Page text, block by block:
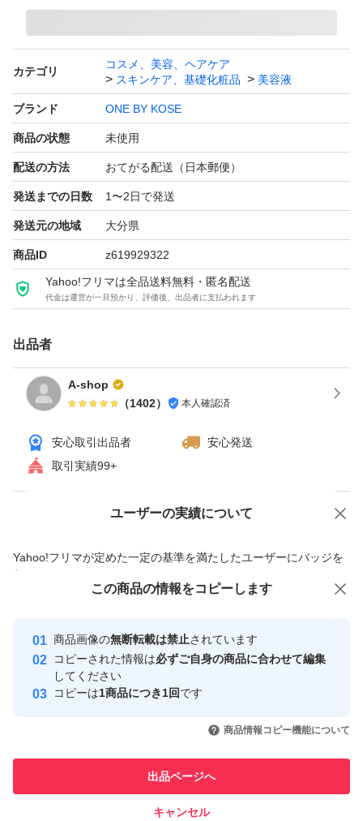
カテゴリ
コスメ、美容、ヘアケア
スキンケア、基礎化粧品
美容液
ブランド ONE BY KOSE
商品の状態 未使用
配送の方法 おてがる配送（日本郵便）
発送までの日数 1〜2日で発送
発送元の地域 大分県
商品ID z619929322
Yahoo!フリマは全品送料無料・匿名配送
代金は運営が一旦預かり、評価後、出品者に支払われます
出品者
A-shop
（1402） 本人確認済
安心取引出品者
安心発送
取引実績99+
ユーザーの実績について
Yahoo!フリマが定めた一定の基準を満たしたユーザーにバッジを
付与しています
安心取引出品者
心・安全なユーザーです
取引実績
引を完了させた実績があります
での取引実績があります
価格の相談 商品への質問
この商品の情報をコピーします
商品画像の無断転載は禁止されています
コピーされた情報は必ずご自身の商品に合わせて編集
してください
コピーは1商品につき1回です
商品情報コピー機能について
出品ページへ
キャンセル
この商品をみている人にオススメ